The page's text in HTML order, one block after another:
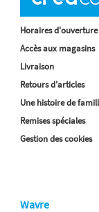
Horaires d'ouverture
Accès aux magasins
Livraison
Retours d'articles
Une histoire de
Remises spéciales
Gestion des cookies
Wavre